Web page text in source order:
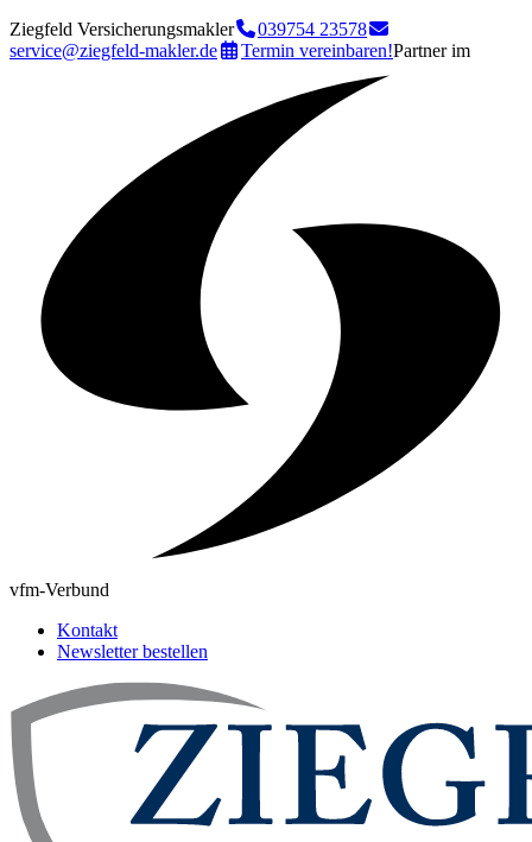
Ziegfeld Versicherungsmakler
039754 23578
service@ziegfeld-makler.de
Termin vereinbaren!Partner im
vfm-Verbund
Kontakt
Newsletter bestellen